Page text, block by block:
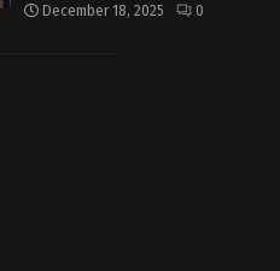
December 18, 2025 0